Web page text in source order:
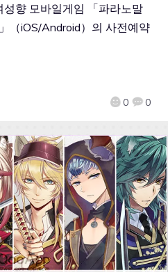
0 0
향 모바일게임 「파라노말
（iOS/Android）의 사전예약